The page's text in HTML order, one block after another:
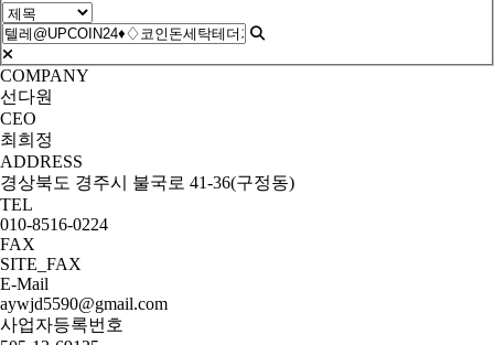
COMPANY
선다원
CEO
최희정
ADDRESS
경상북도 경주시 불국로 41-36(구정동)
TEL
010-8516-0224
FAX
SITE_FAX
E-Mail
aywjd5590@gmail.com
사업자등록번호